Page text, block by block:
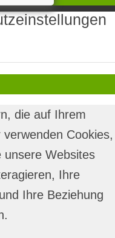
die auf Ihrem
Cookies,
unsere Websites
Ihre
Ihre Beziehung